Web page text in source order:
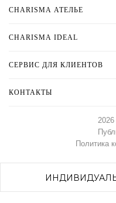
CHARISMA АТЕЛЬЕ
CHARISMA IDEAL
СЕРВИС ДЛЯ КЛИЕНТОВ
КОНТАКТЫ
Политика